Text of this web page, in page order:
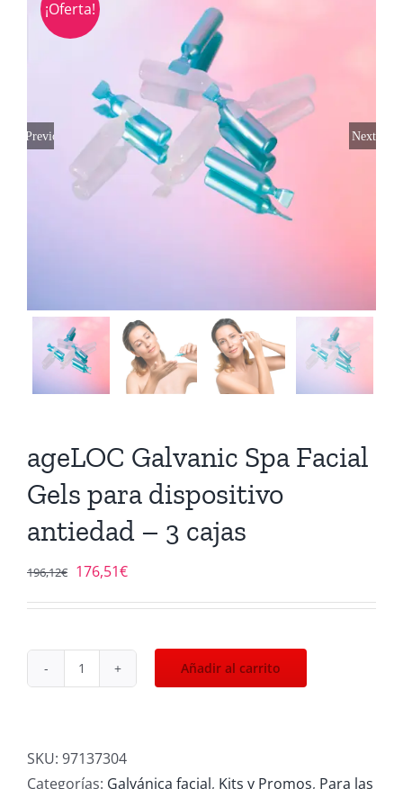
¡Oferta!
Previous Next
ageLOC Galvanic Spa Facial
Gels para dispositivo
antiedad – 3 cajas
196,12€ El
era:
196,12€.
176,51€El
es:
176,51€.
ageLOC
Facial
Gels
Añadir al carrito
SKU: 97137304
Categorías: Galvánica facial, Kits y Promos, Para las